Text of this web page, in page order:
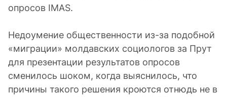
опросов IMAS.
Недоумение общественности из-за подобной
«миграции» молдавских социологов за Прут
для презентации результатов опросов
сменилось шоком, когда выяснилось, что
причины такого решения кроются отнюдь не в